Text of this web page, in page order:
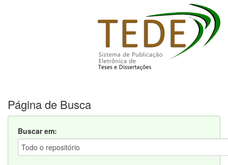
Página de Busca
Buscar em: